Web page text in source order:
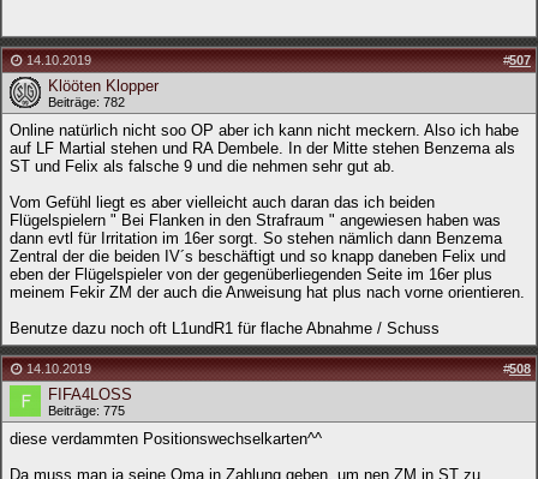
14.10.2019 #507
Klööten Klopper
Beiträge: 782
Online natürlich nicht soo OP aber ich kann nicht meckern. Also ich habe
auf LF Martial stehen und RA Dembele. In der Mitte stehen Benzema als
ST und Felix als falsche 9 und die nehmen sehr gut ab.
Vom Gefühl liegt es aber vielleicht auch daran das ich beiden
Flügelspielern " Bei Flanken in den Strafraum " angewiesen haben was
dann evtl für Irritation im 16er sorgt. So stehen nämlich dann Benzema
Zentral der die beiden IV´s beschäftigt und so knapp daneben Felix und
eben der Flügelspieler von der gegenüberliegenden Seite im 16er plus
meinem Fekir ZM der auch die Anweisung hat plus nach vorne orientieren.
Benutze dazu noch oft L1undR1 für flache Abnahme / Schuss
14.10.2019 #508
FIFA4LOSS
Beiträge: 775
diese verdammten Positionswechselkarten^^
Da muss man ja seine Oma in Zahlung geben, um nen ZM in ST zu